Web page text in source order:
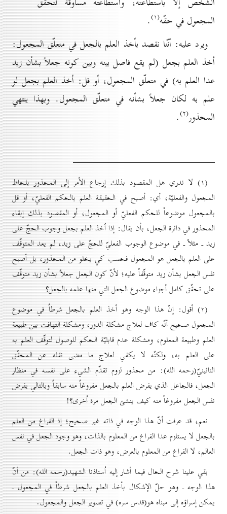
المجعول في حقّه(۱) .
ويرد عليه: أنّنا نقصد بأخذ العلم بالجعل في متعلّق المجعول:
أخذ العلم بجعل (لم يقع فاصل بينه وبين كونه جعلاً بشأن زيد
عدا العلم به) في متعلّق المجعول، أو قل: أخذ العلم بجعل لو
علم به لكان جعلاً بشأنه في متعلّق المجعول. وبهذا ينتهي
المحذور(۲) .
(۱) لا ندري هل المقصود بذلك إرجاع الأمر إلى المحذور بلحاظ
المجعول والفعليّة، أي: أصبح في الحقيقة العلم بالحكم الفعليّ، أو قل
بالمجعول موضوعاً للحكم الفعليّ أو المجعول، أو المقصود بذلك إبقاء
المحذور في دائرة الجعل، بأن يقال: إذا اُخذ العلم بجعل وجوب الحجّ على
زيد ـ مثلاً ـ في موضوع الوجوب الفعليّ للحجّ على زيد، لم يعد المتوقّف
على العلم بالجعل هو المجعول فحسب كي يخلو من المحذور، بل أصبح
نفس الجعل بشأن زيد متوقّفاً عليه؛ لأنّ كون الجعل جعلاً بشأن زيد متوقّف
على تحقّق كامل أجزاء موضوع الجعل التي منها علمه بالجعل؟
(۲) أقول: إنّ هذا الوجه وهو أخذ العلم بالجعل شرطاً في موضوع
المجعول صحيح أنّه كاف لعلاج مشكلة الدور، ومشكلة التهافت بين طبيعة
العلم وطبيعة المعلوم، ومشكلة عدم قابليّة الحكم للوصول لتوقّف العلم به
على العلم به، ولكنّه لا يكفي لعلاج ما مضى نقله عن المحقّق
النائينيّ(رحمه الله): من محذور لزوم تقدّم الشيء على نفسه في منظار
الجعل، فالجاعل الذي يفرض العلم بالجعل مفروغاً منه سابقاً وبالتالي يفرض
نفس الجعل مفروغاً منه كيف ينشئ الجعل مرة اُخرى؟!
نعم، قد عرفت أنّ هذا الوجه في ذاته غير صحيح؛ إذ الفراغ من العلم
بالجعل لا يستلزم عدا الفراغ من المعلوم بالذات، وهو وجود الجعل في نفس
العالم، لا الفراغ من المعلوم بالعرض، وهو ذات الجعل.
بقي علينا شرح الحال فيما أشار إليه اُستاذنا الشهيد(رحمه الله): من أنّ
هذا الوجه ـ وهو حلّ الإشكال بأخذ العلم بالجعل شرطاً في المجعول ـ
يمكن إسراؤه إلى مبناه هو(قدس سره) في تصوير الجعل والمجعول.